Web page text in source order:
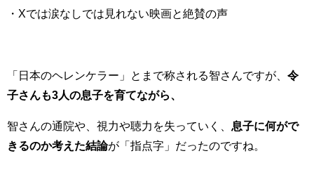
・Xでは涙なしでは見れない映画と絶賛の声
「日本のヘレンケラー」とまで称される智さんですが、 令
子さんも3人の息子を育てながら、
智さんの通院や、視力や聴力を失っていく、 息子に何がで
きるのか考えた結論が「指点字」だったのですね。